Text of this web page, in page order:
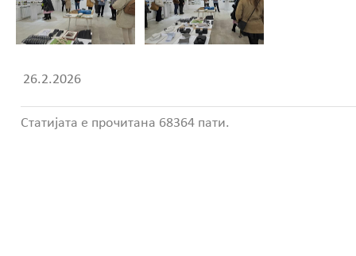
26.2.2026
Статијата е прочитана 68364 пати.